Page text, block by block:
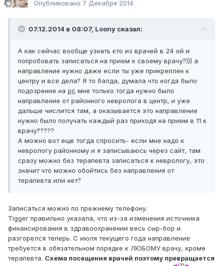
Опубликовано 7 Декабря 2014
07.12.2014 в 08:07, Loony сказал:
А как сейчас вообще узнать кто из врачей в 24 ой и
попробовать записаться на прием к своему врачу?))) а
направление нужно даже если ты уже прикреплен к
центру и все дела? Я то балда, думала что когда было
подозрение на рс мне только тогда нужно было
направление от районного невролога в центр, и уже
дальше числится там, а оказывается это направление
нужно было получать каждый раз приходя на прием в 11 к
врачу?????
А можно вот еще тогда спросить- если мне надо к
неврологу районному и я записываюсь через сайт, там
сразу можно без терапевта записаться к неврологу, это
значит что можно обойтись без направления от
терапевта или нет?
Записаться можно по прежнему телефону.
Tigger правильно указала, что из-за изменения источника
финансирования в здравоохранении весь сыр-бор и
разгорелся теперь. С июля текущего года направление
требуется в обязательном порядке к ЛЮБОМУ врачу, кроме
терапевта. Схема посещения врачей поэтому превращается